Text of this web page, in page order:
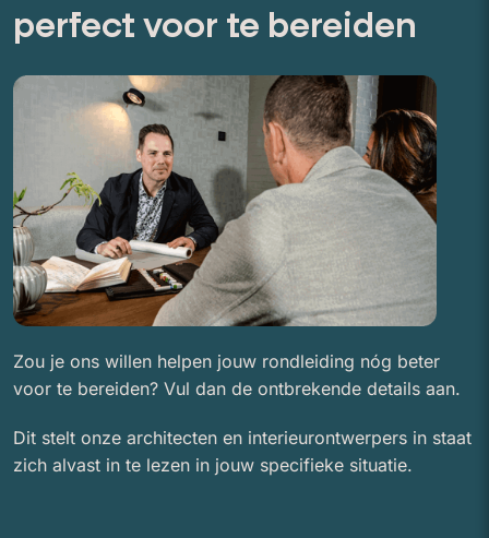
perfect voor te bereiden
Zou je ons willen helpen jouw rondleiding nóg beter
voor te bereiden? Vul dan de ontbrekende details aan.
Dit stelt onze architecten en interieurontwerpers in staat
zich alvast in te lezen in jouw specifieke situatie.